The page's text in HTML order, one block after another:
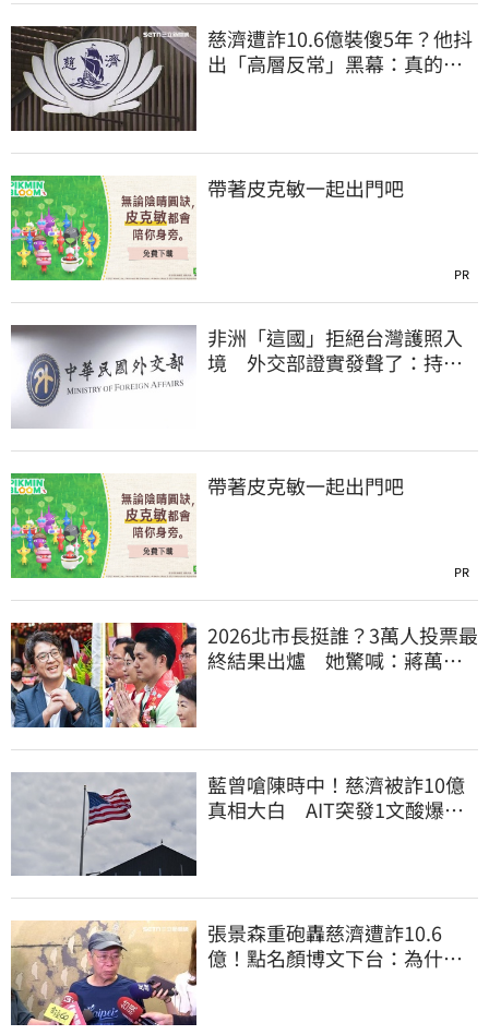
慈濟遭詐10.6億裝傻5年？他抖
出「高層反常」黑幕：真的不
帶著皮克敏一起出門吧
PR
非洲「這國」拒絕台灣護照入
境 外交部證實發聲了：持續
帶著皮克敏一起出門吧
PR
2026北市長挺誰？3萬人投票最
終結果出爐 她驚喊：蔣萬安
藍曾嗆陳時中！慈濟被詐10億
真相大白 AIT突發1文酸爆…
張景森重砲轟慈濟遭詐10.6
億！點名顏博文下台：為什麼